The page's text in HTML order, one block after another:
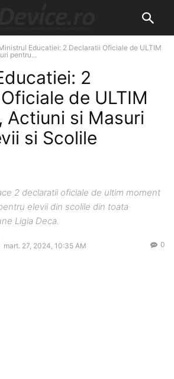
Educatiei: 2 Declaratii Oficiale de ULTIM
pentru...
2
de ULTIM
Actiuni si Masuri
si Scolile
2 declaratii oficiale de ultim moment
elevii din scolile din toata
Ligia Deca.
mart. 27, 2024, 10:35 AM 0